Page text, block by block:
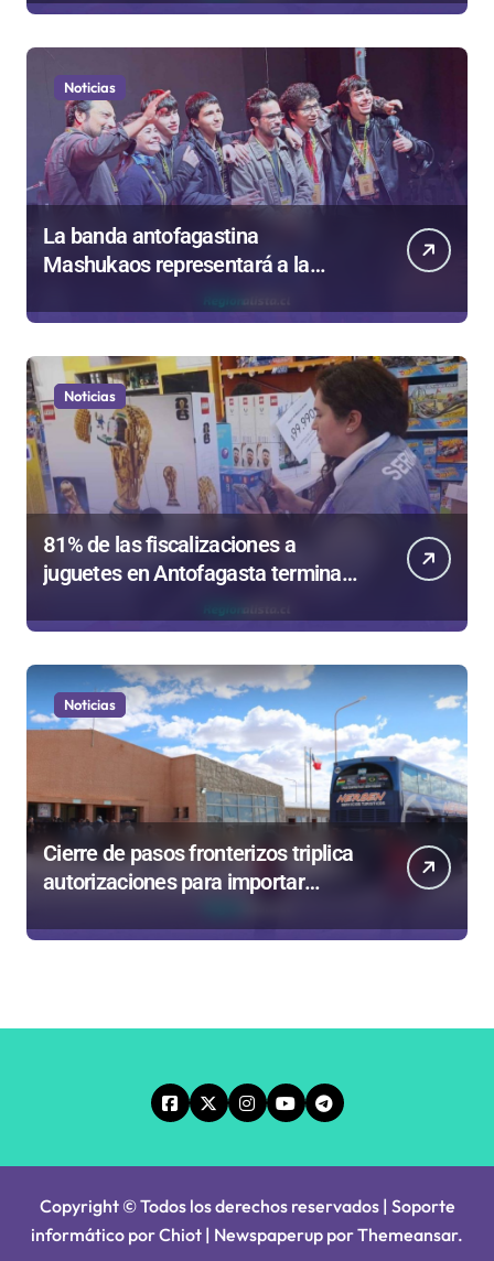
Noticias
La banda antofagastina
Mashukaos representará a la
de Valparaíso
Noticias
81% de las fiscalizaciones a
juguetes en Antofagasta termina
en sumarios sanitarios
Noticias
Cierre de pasos fronterizos triplica
autorizaciones para importar
Copyright © Todos los derechos reservados | Soporte
informático por Chiot | Newspaperup porThemeansar.